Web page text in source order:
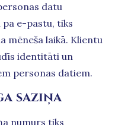
datu
e-pastu, tiks
mēneša laikā. Klientu
identitāti un
personas datiem.
saziņa
numurs tiks